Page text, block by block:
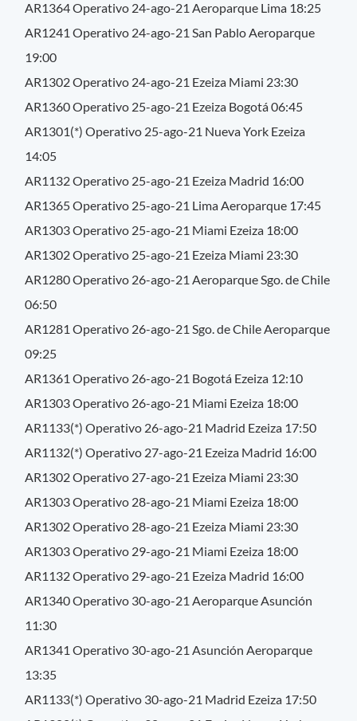
AR1364 Operativo 24-ago-21 Aeroparque Lima 18:25
AR1241 Operativo 24-ago-21 San Pablo Aeroparque
19:00
AR1302 Operativo 24-ago-21 Ezeiza Miami 23:30
AR1360 Operativo 25-ago-21 Ezeiza Bogotá 06:45
AR1301(*) Operativo 25-ago-21 Nueva York Ezeiza
14:05
AR1132 Operativo 25-ago-21 Ezeiza Madrid 16:00
AR1365 Operativo 25-ago-21 Lima Aeroparque 17:45
AR1303 Operativo 25-ago-21 Miami Ezeiza 18:00
AR1302 Operativo 25-ago-21 Ezeiza Miami 23:30
AR1280 Operativo 26-ago-21 Aeroparque Sgo. de Chile
06:50
AR1281 Operativo 26-ago-21 Sgo. de Chile Aeroparque
09:25
AR1361 Operativo 26-ago-21 Bogotá Ezeiza 12:10
AR1303 Operativo 26-ago-21 Miami Ezeiza 18:00
AR1133(*) Operativo 26-ago-21 Madrid Ezeiza 17:50
AR1132(*) Operativo 27-ago-21 Ezeiza Madrid 16:00
AR1302 Operativo 27-ago-21 Ezeiza Miami 23:30
AR1303 Operativo 28-ago-21 Miami Ezeiza 18:00
AR1302 Operativo 28-ago-21 Ezeiza Miami 23:30
AR1303 Operativo 29-ago-21 Miami Ezeiza 18:00
AR1132 Operativo 29-ago-21 Ezeiza Madrid 16:00
AR1340 Operativo 30-ago-21 Aeroparque Asunción
11:30
AR1341 Operativo 30-ago-21 Asunción Aeroparque
13:35
AR1133(*) Operativo 30-ago-21 Madrid Ezeiza 17:50